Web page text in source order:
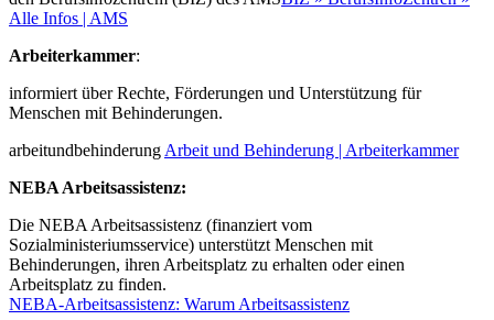
Alle Infos | AMS
Arbeiterkammer:
informiert über Rechte, Förderungen und Unterstützung für
Menschen mit Behinderungen.
arbeitundbehinderung Arbeit und Behinderung | Arbeiterkammer
NEBA Arbeitsassistenz:
Die NEBA Arbeitsassistenz (finanziert vom
Sozialministeriumsservice) unterstützt Menschen mit
Behinderungen, ihren Arbeitsplatz zu erhalten oder einen
Arbeitsplatz zu finden.
NEBA-Arbeitsassistenz: Warum Arbeitsassistenz